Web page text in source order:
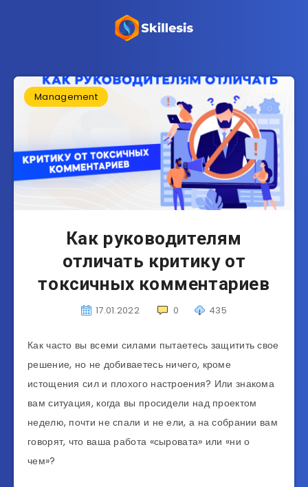
Management
Как руководителям
отличать критику от
токсичных комментариев
17.01.2022 0 435
Как часто вы всеми силами пытаетесь защитить свое
решение, но не добиваетесь ничего, кроме
истощения сил и плохого настроения? Или знакома
вам ситуация, когда вы просидели над проектом
неделю, почти не спали и не ели, а на собрании вам
говорят, что ваша работа «сыровата» или «ни о
чем»?